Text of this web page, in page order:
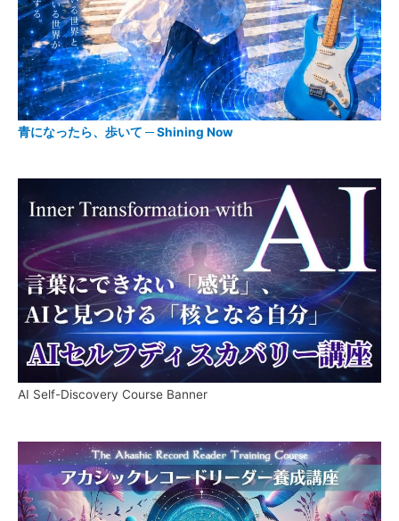
青になったら、歩いて ─ Shining Now
AI Self-Discovery Course Banner